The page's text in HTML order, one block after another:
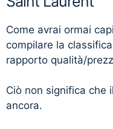
Come avrai ormai
compilare la
rapporto qualità/
Ciò non significa che
ancora.